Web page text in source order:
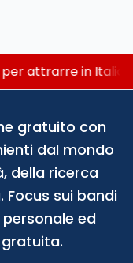
per attrarre in
gratuito con
dal mondo
della ricerca
sui bandi
ed